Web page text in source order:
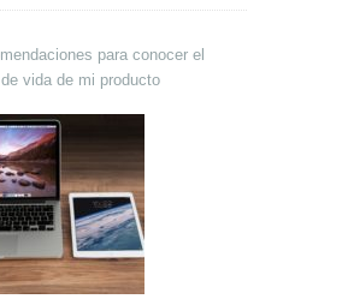
para conocer el
vida de mi producto